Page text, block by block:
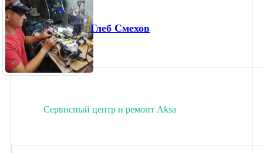
Глеб Смехов
Сервисный центр и ремонт Aksa